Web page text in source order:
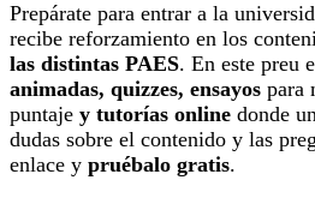
Prepárate para entrar a la
recibe reforzamiento en los
las distintas PAES. En este preu
animadas, quizzes, ensayos para
puntaje y tutorías online donde
dudas sobre el contenido y las
enlace y pruébalo gratis.